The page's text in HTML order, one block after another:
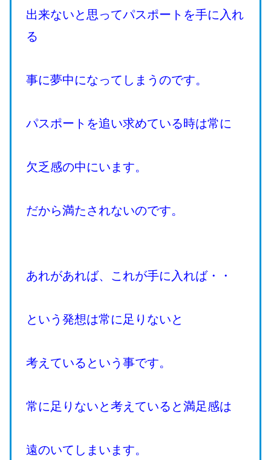
出来ないと思ってパスポートを手に入れ
る
事に夢中になってしまうのです。
パスポートを追い求めている時は常に
欠乏感の中にいます。
だから満たされないのです。
あれがあれば、これが手に入れば・・
という発想は常に足りないと
考えているという事です。
常に足りないと考えていると満足感は
遠のいてしまいます。